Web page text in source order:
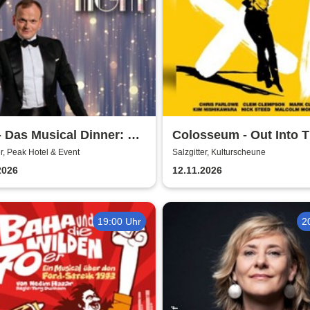
Das Musical Dinner: A
Night
Peak Hotel & Event
Colosseum - Out Into
Fields
Salzgitter, Kulturscheune
12.11.2026
19:00 Uhr